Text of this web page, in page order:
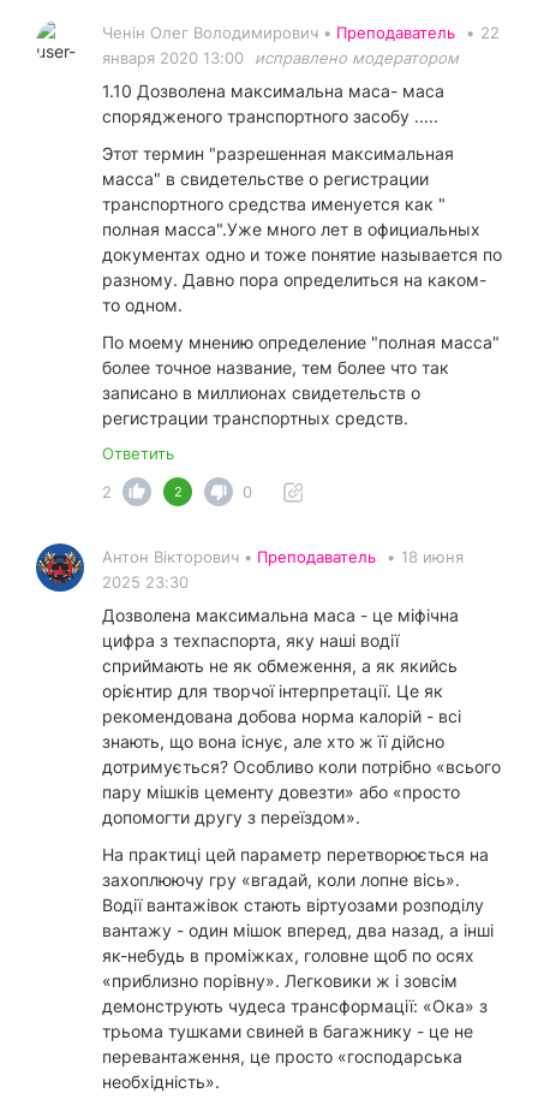
Ченін Олег Володимирович • Преподаватель • 22
января 2020 13:00
исправлено модератором
1.10 Дозволена максимальна маса- маса
спорядженого транспортного засобу .....
Этот термин "разрешенная максимальная
масса" в свидетельстве о регистрации
транспортного средства именуется как "
полная масса".Уже много лет в официальных
документах одно и тоже понятие называется по
разному. Давно пора определиться на каком-
то одном.
По моему мнению определение "полная масса"
более точное название, тем более что так
записано в миллионах свидетельств о
регистрации транспортных средств.
Ответить
2
2 0
Антон Вікторович • Преподаватель • 18 июня
2025 23:30
Дозволена максимальна маса - це міфічна
цифра з техпаспорта, яку наші водії
сприймають не як обмеження, а як якийсь
орієнтир для творчої інтерпретації. Це як
рекомендована добова норма калорій - всі
знають, що вона існує, але хто ж її дійсно
дотримується? Особливо коли потрібно «всього
пару мішків цементу довезти» або «просто
допомогти другу з переїздом».
На практиці цей параметр перетворюється на
захоплюючу гру «вгадай, коли лопне вісь».
Водії вантажівок стають віртуозами розподілу
вантажу - один мішок вперед, два назад, а інші
як-небудь в проміжках, головне щоб по осях
«приблизно порівну». Легковики ж і зовсім
демонструють чудеса трансформації: «Ока» з
трьома тушками свиней в багажнику - це не
перевантаження, це просто «господарська
необхідність».